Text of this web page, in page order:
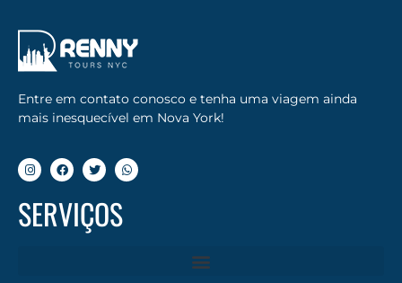
Entre em contato conosco e tenha uma viagem ainda
mais inesquecível em Nova York!
SERVIÇOS